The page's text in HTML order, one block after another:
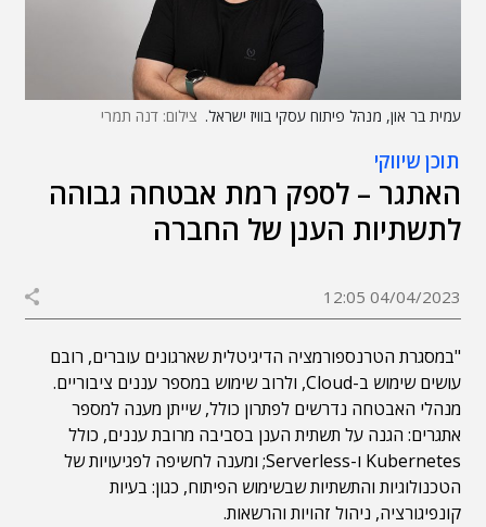
עמית בר און, מנהל פיתוח עסקי בוויז ישראל. צילום: דנה תמרי
תוכן שיווקי
האתגר – לספק רמת אבטחה גבוהה
לתשתיות הענן של החברה
04/04/2023 12:05
"במסגרת הטרנספורמציה הדיגיטלית שארגונים עוברים, רובם
עושים שימוש ב-Cloud, ולרוב שימוש במספר עננים ציבוריים.
מנהלי האבטחה נדרשים לפתרון כולל, שייתן מענה למספר
אתגרים: הגנה על תשתית הענן בסביבה מרובת עננים, כולל
Kubernetes ו-Serverless; ומענה לחשיפה לפגיעויות של
הטכנולוגיות והתשתיות שבשימוש הפיתוח, כגון: בעיות
קונפיגורציה, ניהול זהויות והרשאות.